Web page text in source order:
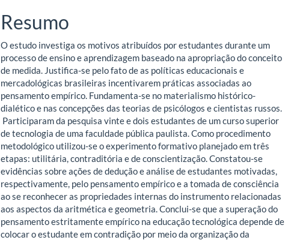
Resumo
O estudo investiga os motivos atribuídos por estudantes durante um
processo de ensino e aprendizagem baseado na apropriação do conceito
de medida. Justifica-se pelo fato de as políticas educacionais e
mercadológicas brasileiras incentivarem práticas associadas ao
pensamento empírico. Fundamenta-se no materialismo histórico-
dialético e nas concepções das teorias de psicólogos e cientistas russos.
Participaram da pesquisa vinte e dois estudantes de um curso superior
de tecnologia de uma faculdade pública paulista. Como procedimento
metodológico utilizou-se o experimento formativo planejado em três
etapas: utilitária, contraditória e de conscientização. Constatou-se
evidências sobre ações de dedução e análise de estudantes motivadas,
respectivamente, pelo pensamento empírico e a tomada de consciência
ao se reconhecer as propriedades internas do instrumento relacionadas
aos aspectos da aritmética e geometria. Conclui-se que a superação do
pensamento estritamente empírico na educação tecnológica depende de
colocar o estudante em contradição por meio da organização da